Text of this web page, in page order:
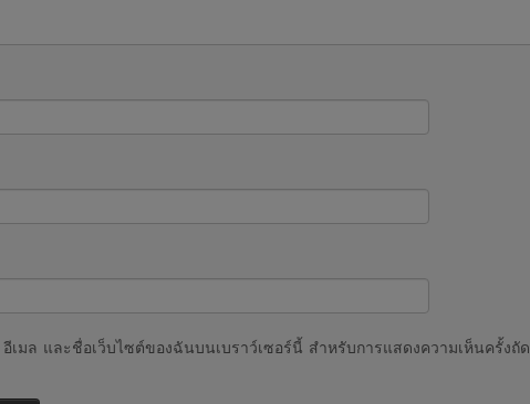
เมล และชื่อเว็บไซต์ของฉันบนเบราว์เซอร์นี้ สำหรับการแสดงความเห็นครั้งถัด